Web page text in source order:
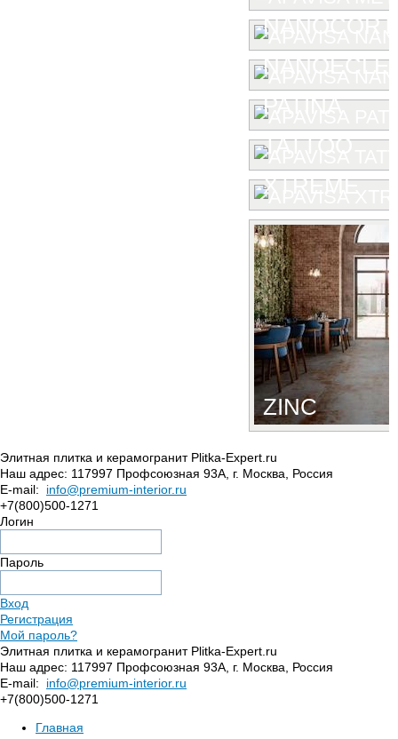
PATINA
TATTOO
XTREME
ZINC
Элитная плитка и керамогранит Plitka-Expert.ru
Наш адрес: 117997 Профсоюзная 93А г. Москва
Россия
E-mail:
info@premium-interior.ru
+7(800)500-1271
Логин
Пароль
Вход
Регистрация
Мой пароль?
Элитная плитка и керамогранит Plitka-Expert.ru
Наш адрес: 117997 Профсоюзная 93А г. Москва
Россия
E-mail:
info@premium-interior.ru
+7(800)500-1271
Главная